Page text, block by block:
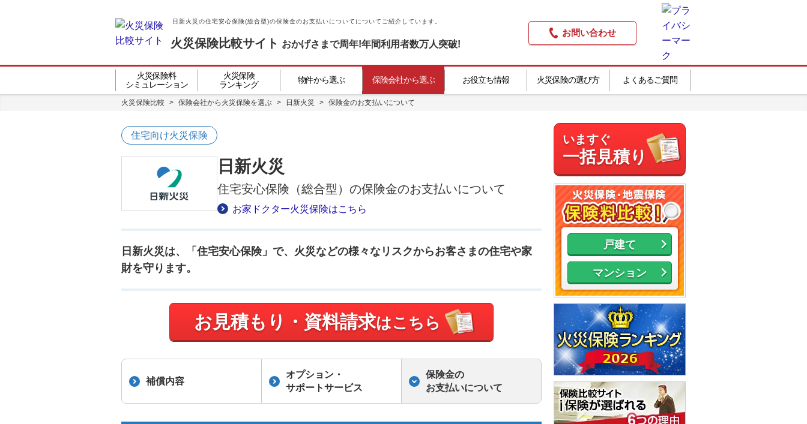
日新火災の住宅安心保険(総合型)の保険金のお支払いについてについてご紹介しています。
火災保険比較サイト おかげさまで周年!年間利用者数万人突破!
お問い合わせ
火災保険料
シミュレーション
火災保険
ランキング
物件から選ぶ 保険会社から選ぶ お役立ち情報 火災保険の選び方 よくあるご質問
火災保険比較 > 保険会社から火災保険を選ぶ > 日新火災 > 保険金のお支払いについて
住宅向け火災保険
日新火災
住宅安心保険（総合型）の保険金のお支払いについて
お家ドクター火災保険はこちら
日新火災は、「住宅安心保険」で、火災などの様々なリスクからお客さまの住宅や家
財を守ります。
お見積もり・資料請求はこちら
補償内容
オプション・
サポートサービス
保険金の
お支払いについて
いますぐ
一括見積り
戸建て
マンション